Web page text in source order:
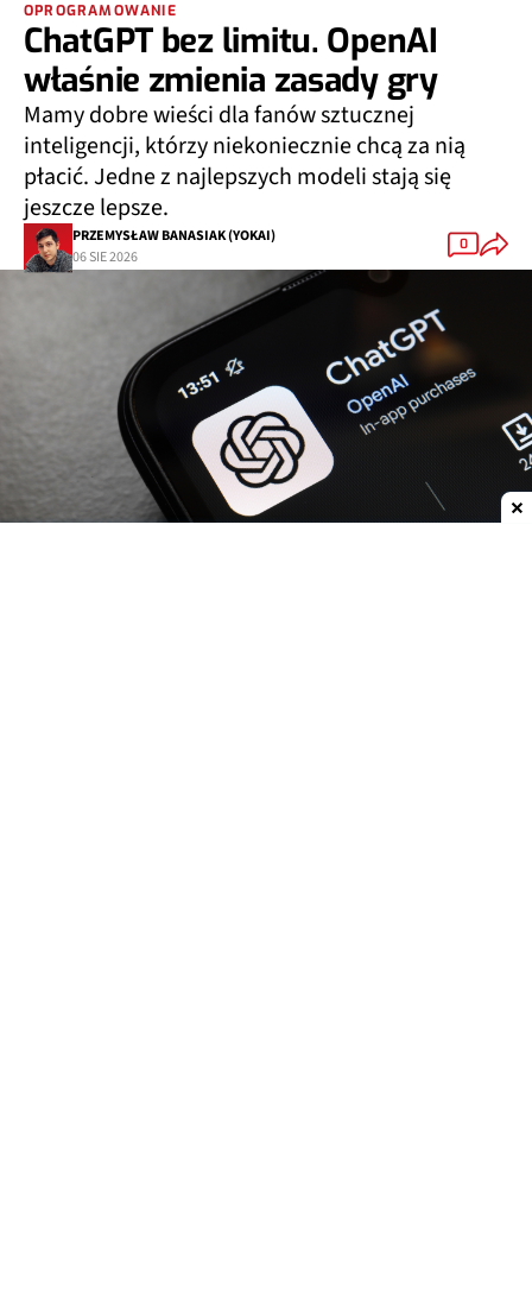
OPROGRAMOWANIE
ChatGPT bez limitu. OpenAI
właśnie zmienia zasady gry
Mamy dobre wieści dla fanów sztucznej
inteligencji, którzy niekoniecznie chcą za nią
płacić. Jedne z najlepszych modeli stają się
jeszcze lepsze.
PRZEMYSŁAW BANASIAK (YOKAI)
06 SIE 2026
0